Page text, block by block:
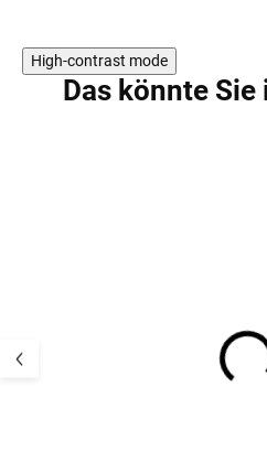
High-contrast mode
Das könnte